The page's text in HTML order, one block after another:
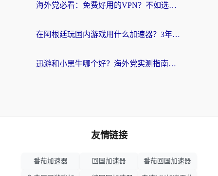
海外党必看：免费好用的VPN？不如选对转国内加速器实现无缝追剧
在阿根廷玩国内游戏用什么加速器？3年海外党亲测实用指南
迅游和小黑牛哪个好？海外党实测指南，选对中国地址加速器才能无缝刷国内资源
友情链接
番茄加速器 回国加速器 番茄回国加速器